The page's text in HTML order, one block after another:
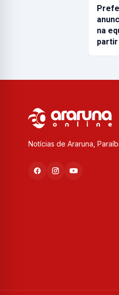
na
partir
Notícias de Araruna,